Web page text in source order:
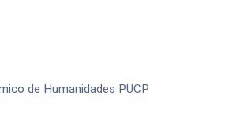
de Humanidades PUCP